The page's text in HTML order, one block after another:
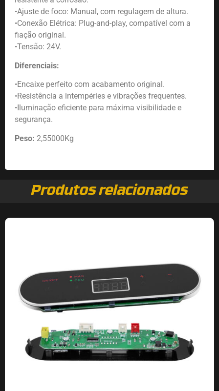
•Ajuste de foco: Manual, com regulagem de altura.
•Conexão Elétrica: Plug-and-play, compatível com a
fiação original.
•Tensão: 24V.
Diferenciais:
•Encaixe perfeito com acabamento original.
•Resistência a intempéries e vibrações frequentes.
•Iluminação eficiente para máxima visibilidade e
segurança.
Peso: 2,55000Kg
Produtos relacionados